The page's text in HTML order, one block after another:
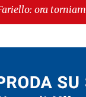
ai problemi veri"